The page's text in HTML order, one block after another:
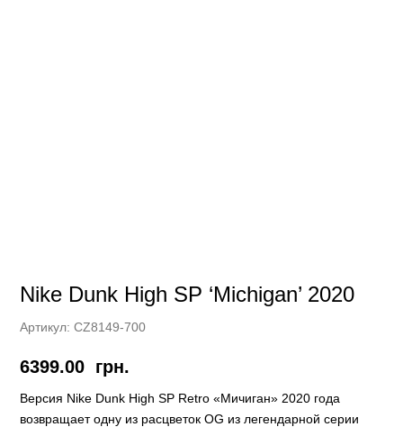
Nike Dunk High SP ‘Michigan’ 2020
Артикул:CZ8149-700
6399.00 грн.
Версия Nike Dunk High SP Retro «Мичиган» 2020 года
возвращает одну из расцветок OG из легендарной серии